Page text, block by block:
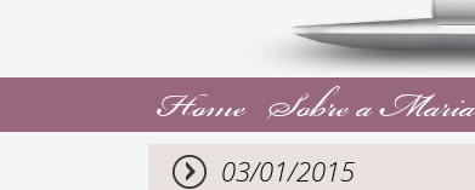
HomeSobre a
03/01/2015